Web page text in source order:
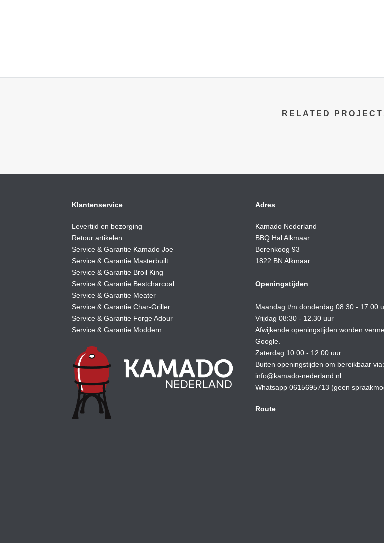
RELATED
Klantenservice
Levertijd en bezorging
Retour artikelen
Service & Garantie Kamado Joe
Service & Garantie Masterbuilt
Service & Garantie Broil King
Service & Garantie Bestcharcoal
Service & Garantie Meater
Service & Garantie Char-Griller
Service & Garantie Forge Adour
Service & Garantie Moddern
Adres
Kamado Nederland
BBQ Hal Alkmaar
Berenkoog 93
1822 BN Alkmaar
Openingstijden
Maandag t/m donderdag 08.30 - 17.00
Vrijdag 08:30 - 12.30 uur
Afwijkende openingstijden worden
Google.
Zaterdag 10.00 - 12.00 uur
Buiten openingstijden om bereikbaar via:
info@kamado-nederland.nl
Whatsapp 0615695713 (geen
Route